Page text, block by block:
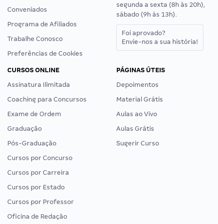
Conveniados
Programa de Afiliados
Trabalhe Conosco
Preferências de Cookies
segunda a sexta (8h às 20h),
sábado (9h às 13h).
Foi aprovado?
Envie-nos a sua história!
CURSOS ONLINE
Assinatura Ilimitada
Coaching para Concursos
Exame de Ordem
Graduação
Pós-Graduação
Cursos por Concurso
Cursos por Carreira
Cursos por Estado
Cursos por Professor
Oficina de Redação
PÁGINAS ÚTEIS
Depoimentos
Material Grátis
Aulas ao Vivo
Aulas Grátis
Sugerir Curso